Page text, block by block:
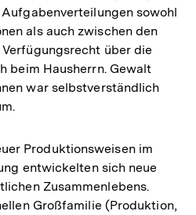
sowohl
als auch zwischen den
über die
beim Hausherrn. Gewalt
war selbstverständlich
Produktionsweisen im
entwickelten sich neue
Zusammenlebens.
Großfamilie (Produktion,